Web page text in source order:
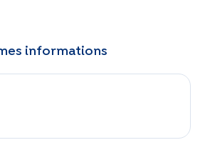
informations